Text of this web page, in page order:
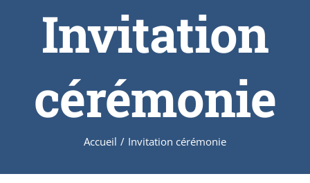
Invitation
cérémonie
Accueil / Invitation cérémonie